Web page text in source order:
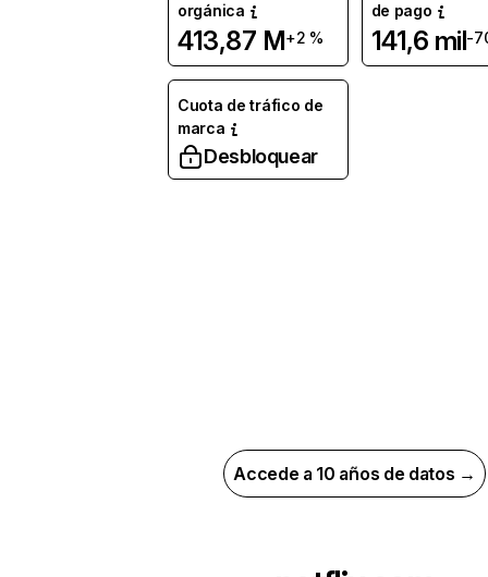
orgánica
413,87 M+2 %
de pago
141,6 mil-
Cuota de tráfico de
marca
Desbloquear
Accede a 10 años de datos →